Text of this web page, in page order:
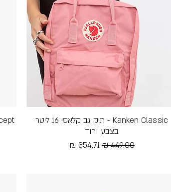
תצוגה מהירה
Kanken Classic - תיק גב קלאסי 16 ליטר
בצבע ורוד
מחיר רגיל‏449.00 ‏₪ מחיר מבצע‏354.71 ‏₪